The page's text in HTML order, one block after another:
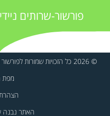
פורשור-שרותים
© 2026 כל הזכויות שמורות לפורשור מומחים בע״מ. פורשור-שרותים ניידים.
מפת
האתר נבנה